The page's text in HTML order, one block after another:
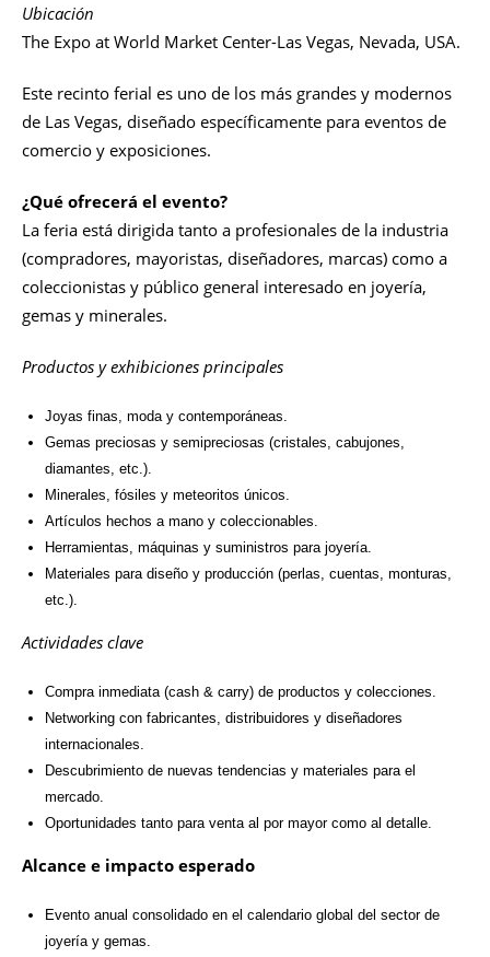
Ubicación
The Expo at World Market Center-Las Vegas, Nevada, USA.
Este recinto ferial es uno de los más grandes y modernos
de Las Vegas, diseñado específicamente para eventos de
comercio y exposiciones.
¿Qué ofrecerá el evento?
La feria está dirigida tanto a profesionales de la industria
(compradores, mayoristas, diseñadores, marcas) como a
coleccionistas y público general interesado en joyería,
gemas y minerales.
Productos y exhibiciones principales
Joyas finas, moda y contemporáneas.
Gemas preciosas y semipreciosas (cristales, cabujones,
diamantes, etc.).
Minerales, fósiles y meteoritos únicos.
Artículos hechos a mano y coleccionables.
Herramientas, máquinas y suministros para joyería.
Materiales para diseño y producción (perlas, cuentas, monturas,
etc.).
Actividades clave
Compra inmediata (cash & carry) de productos y colecciones.
Networking con fabricantes, distribuidores y diseñadores
internacionales.
Descubrimiento de nuevas tendencias y materiales para el
mercado.
Oportunidades tanto para venta al por mayor como al detalle.
Alcance e impacto esperado
Evento anual consolidado en el calendario global del sector de
joyería y gemas.